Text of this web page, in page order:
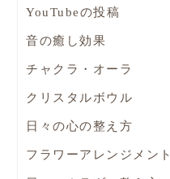
YouTubeの投稿
音の癒し効果
チャクラ・オーラ
クリスタルボウル
日々の心の整え方
フラワーアレンジメント